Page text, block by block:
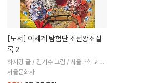
[도서]
록 2
하지강 글 / 김기수 그림 / 서울대학교 뿌
리깊은 역사나무 감수
서울문화사